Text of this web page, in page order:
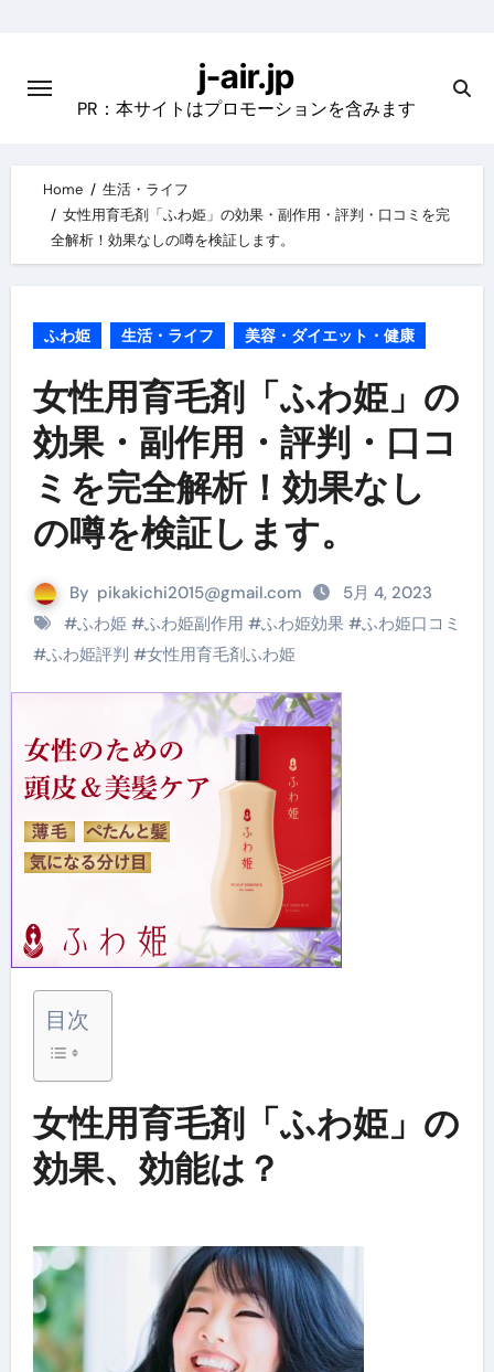
content
j-air.jp
PR：本サイトはプロモーションを含みます
Home
生活・ライフ
女性用育毛剤「ふわ姫」の効果・副作用・評判・口コミを完
全解析！効果なしの噂を検証します。
ふわ姫 生活・ライフ 美容・ダイエット・健康
女性用育毛剤「ふわ姫」の
効果・副作用・評判・口コ
ミを完全解析！効果なし
の噂を検証します。
By pikakichi2015@gmail.com
5月 4, 2023
#ふわ姫#ふわ姫副作用 #ふわ姫効果#ふわ姫口コミ
#ふわ姫評判 #女性用育毛剤ふわ姫
目次
女性用育毛剤「ふわ姫」の
効果、効能は？